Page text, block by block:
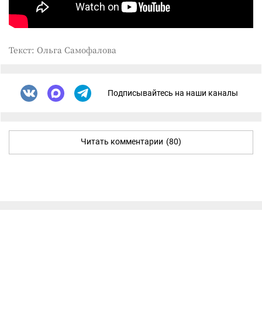
Текст: Ольга Самофалова
Подписывайтесь на наши каналы
Читать комментарии (80)